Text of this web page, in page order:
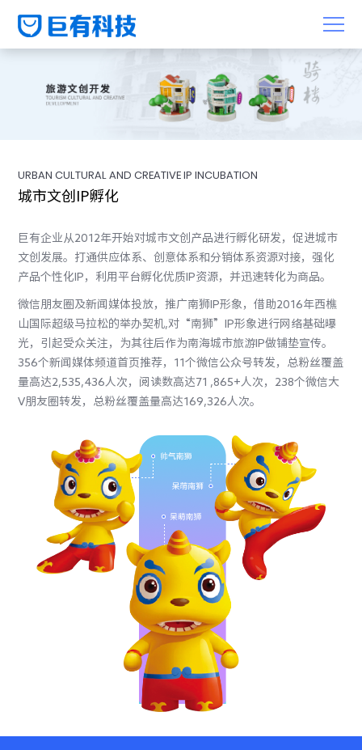
URBAN CULTURAL AND CREATIVE IP INCUBATION
城市文创IP孵化
巨有企业从2012年开始对城市文创产品进行孵化研发，促进城市
文创发展。打通供应体系、创意体系和分销体系资源对接，强化
产品个性化IP，利用平台孵化优质IP资源，并迅速转化为商品。
微信朋友圈及新闻媒体投放，推广南狮IP形象，借助2016年西樵
山国际超级马拉松的举办契机,对“南狮”IP形象进行网络基础曝
光，引起受众关注，为其往后作为南海城市旅游IP做铺垫宣传。
356个新闻媒体频道首页推荐，11个微信公众号转发，总粉丝覆盖
量高达2,535,436人次，阅读数高达71 ,865+人次，238个微信大
V朋友圈转发，总粉丝覆盖量高达169,326人次。